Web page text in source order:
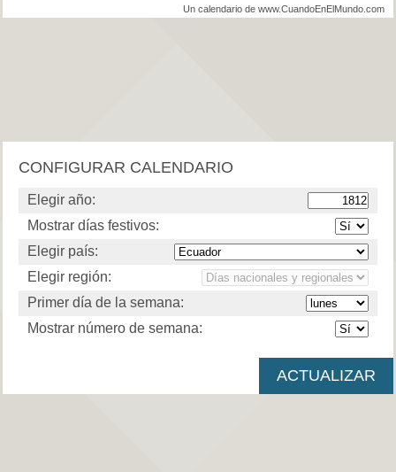
Un calendario de www.CuandoEnElMundo.com
CONFIGURAR CALENDARIO
Elegir año:
Mostrar días festivos:
Elegir país:
Elegir región:
Primer día de la semana:
Mostrar número de semana: